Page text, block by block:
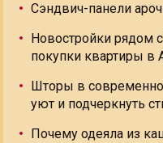
Сэндвич-панели
Новостройки рядом
покупки квартиры в
Шторы в
уют и подчеркнуть
Почему одеяла из